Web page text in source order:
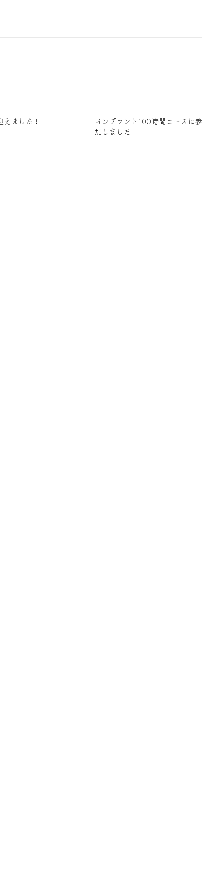
えました！
インプラント100時間コースに参
加しました